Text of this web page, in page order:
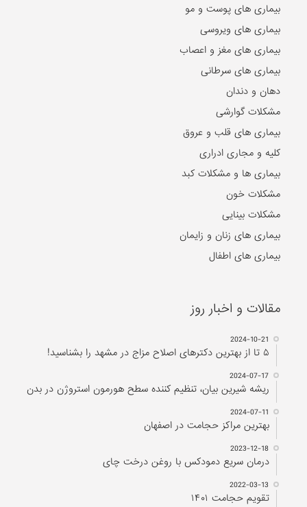
بیماری های پوست و مو
بیماری های ویروسی
بیماری های مغز و اعصاب
بیماری های سرطانی
دهان و دندان
مشکلات گوارشی
بیماری های قلب و عروق
کلیه و مجاری ادراری
بیماری ها و مشکلات کبد
مشکلات خون
مشکلات بینایی
بیماری های زنان و زایمان
بیماری های اطفال
مقالات و اخبار روز
2024-10-21
۵ تا از بهترین دکتر‌های اصلاح مزاج در مشهد را بشناسید!
2024-07-17
ریشه شیرین بیان، تنظیم کننده سطح هورمون استروژن در بدن
2024-07-11
بهترین مراکز حجامت در اصفهان
2023-12-18
درمان سریع دمودکس با روغن درخت چای
2022-03-13
تقویم حجامت ۱۴۰۱